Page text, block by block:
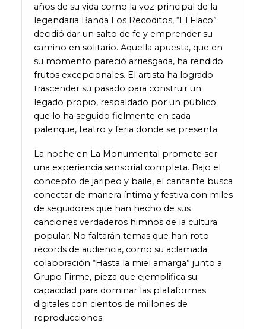
años de su vida como la voz principal de la
legendaria Banda Los Recoditos, “El Flaco”
decidió dar un salto de fe y emprender su
camino en solitario. Aquella apuesta, que en
su momento pareció arriesgada, ha rendido
frutos excepcionales. El artista ha logrado
trascender su pasado para construir un
legado propio, respaldado por un público
que lo ha seguido fielmente en cada
palenque, teatro y feria donde se presenta.
La noche en La Monumental promete ser
una experiencia sensorial completa. Bajo el
concepto de jaripeo y baile, el cantante busca
conectar de manera íntima y festiva con miles
de seguidores que han hecho de sus
canciones verdaderos himnos de la cultura
popular. No faltarán temas que han roto
récords de audiencia, como su aclamada
colaboración “Hasta la miel amarga” junto a
Grupo Firme, pieza que ejemplifica su
capacidad para dominar las plataformas
digitales con cientos de millones de
reproducciones.